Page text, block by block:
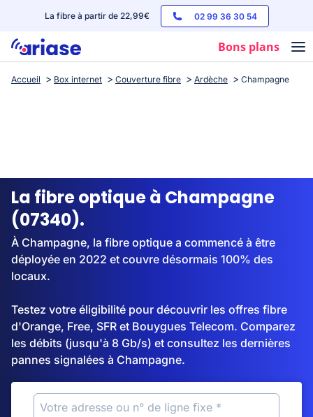
La fibre à partir de 22,99€ 02 99 36 30 54
Bons plans
Box internet
Streaming
Accueil Box internet Couverture fibre Ardèche Champagne
La fibre optique à Champagne
(07340).
À Champagne, la fibre optique a commencé à être
déployée en 2022 et couvre désormais 100% des
locaux.
Testez votre éligibilité pour découvrir les offres fibre
d'Orange, Free, SFR et Bouygues Telecom. Comparez
les débits (jusqu'à 8 Gb/s) et consultez les dernières
pannes signalées à Champagne.